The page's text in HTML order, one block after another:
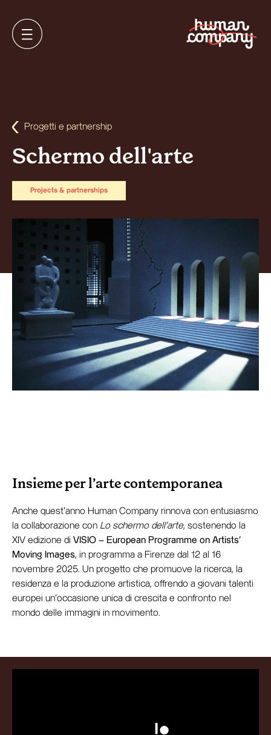
Progetti e partnership
Schermo dell'arte
Projects & partnerships
Insieme per l’arte contemporanea
Anche quest’anno Human Company rinnova con entusiasmo
la collaborazione con Lo schermo dell’arte, sostenendo la
XIV edizione di VISIO – European Programme on Artists’
Moving Images, in programma a Firenze dal 12 al 16
novembre 2025. Un progetto che promuove la ricerca, la
residenza e la produzione artistica, offrendo a giovani talenti
europei un’occasione unica di crescita e confronto nel
mondo delle immagini in movimento.